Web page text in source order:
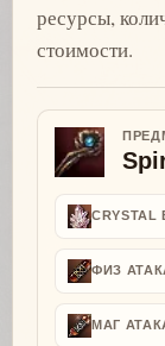
ресурсы,
стоимости.
CRYSTAL
ФИЗ
МАГ